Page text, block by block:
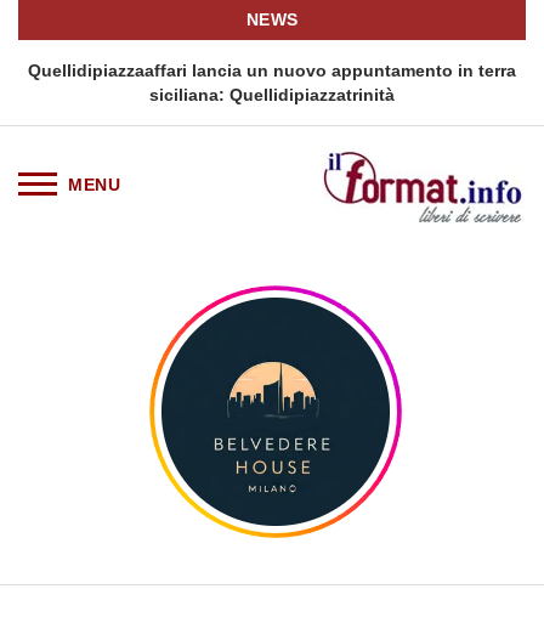
NEWS
Quellidipiazzaaffari lancia un nuovo appuntamento in terra
siciliana: Quellidipiazzatrinità